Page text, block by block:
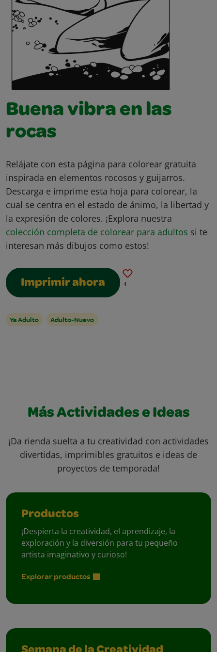
Buena vibra en las
rocas
Relájate con esta página para colorear gratuita
inspirada en elementos rocosos y guijarros.
Descarga e imprime esta hoja para colorear, la
cual se centra en el estado de ánimo, la libertad y
la expresión de colores. ¡Explora nuestra
colección completa de colorear para adultos si te
interesan más dibujos como estos!
Imprimir ahora 4
Ya Adulto Adulto-Nuevo
Más Actividades e Ideas
¡Da rienda suelta a tu creatividad con actividades
divertidas, imprimibles gratuitos e ideas de
proyectos de temporada!
Productos
¡Despierta la creatividad, el aprendizaje, la
exploración y la diversión para tu pequeño
artista imaginativo y curioso!
Explorar productos